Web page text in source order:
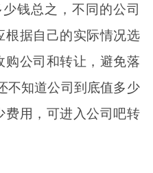
钱总之，不同的公司
根据自己的实际情况选
购公司和转让，避免落
不知道公司到底值多少
费用，可进入公司吧转